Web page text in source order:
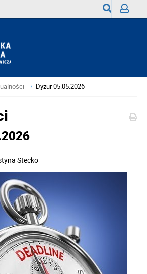
Dyżur 05.05.2026
Stecko